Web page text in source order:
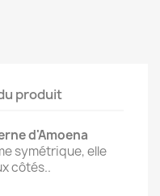
produit
d'Amoena
symétrique, elle
côtés..